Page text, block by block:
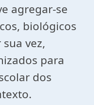
agregar-se
biológicos
vez,
para
dos